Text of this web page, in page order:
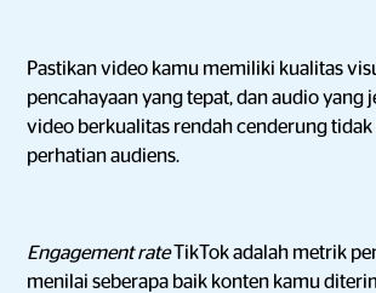
Pastikan video kamu memiliki kualitas
pencahayaan yang tepat, dan audio yang
video berkualitas rendah cenderung
perhatian audiens.
Engagement rateTikTok adalah metrik
menilai seberapa baik konten kamu